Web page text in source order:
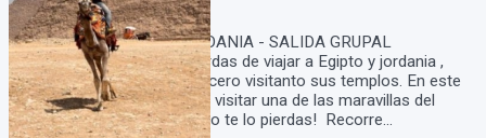
11Días10Noches
PAQUETE EGIPTO Y JORDANIA - SALIDA GRUPAL
ACOMPAÑADA No te pierdas de viajar a Egipto y jordania ,
recorrer el Río Nilo en crucero visitanto sus templos. En este
programa también podrás visitar una de las maravillas del
mundo moderno: Petra. No te lo pierdas! Recorre...